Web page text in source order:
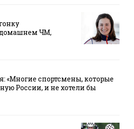
домашнем ЧМ,
«Многие спортсмены, которые
России, и не хотели бы